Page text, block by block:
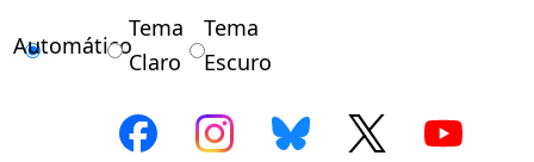
Automático
Tema
Claro
Tema
Escuro